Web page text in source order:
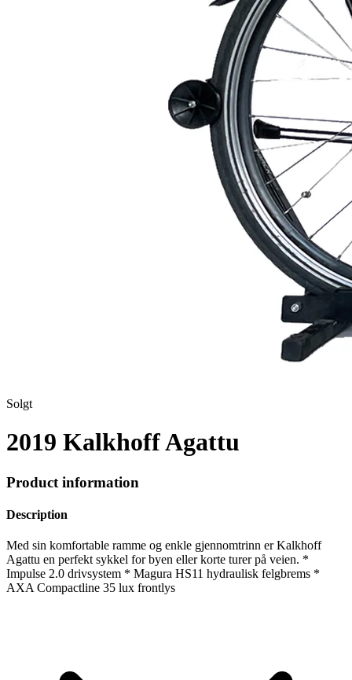
Solgt
2019 Kalkhoff Agattu
Product information
Description
Med sin komfortable ramme og enkle gjennomtrinn er Kalkhoff
Agattu en perfekt sykkel for byen eller korte turer på veien. *
Impulse 2.0 drivsystem * Magura HS11 hydraulisk felgbrems *
AXA Compactline 35 lux frontlys